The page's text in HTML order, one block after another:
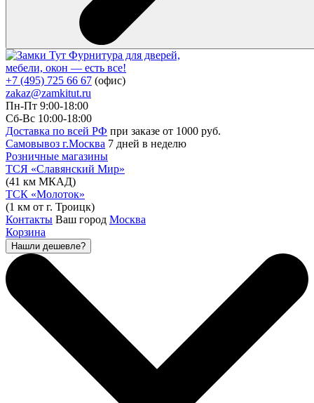
Фурнитура для дверей,
мебели, окон — есть все!
+7 (495) 725 66 67 (офис)
zakaz@zamkitut.ru
Пн-Пт 9:00-18:00
Сб-Вс 10:00-18:00
Доставка по всей РФ при заказе от 1000 руб.
Самовывоз г.Москва 7 дней в неделю
Розничные магазины
ТСЯ «Славянский Мир»
(41 км МКАД)
ТСК «Молоток»
(1 км от г. Троицк)
Контакты Ваш город Москва
Корзина
Нашли дешевле?